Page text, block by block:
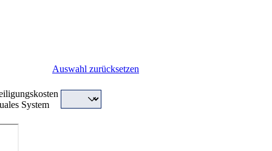
Auswahl zurücksetzen
System